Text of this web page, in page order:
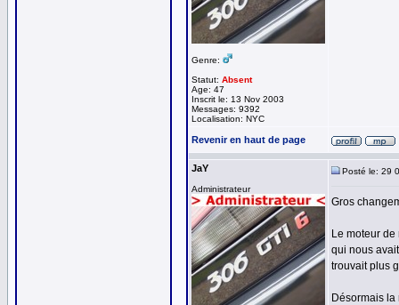
Genre:
Statut: Absent
Age: 47
Inscrit le: 13 Nov 2003
Messages: 9392
Localisation: NYC
Revenir en haut de page
JaY
Administrateur
Posté le: 29
Gros
Le moteur
qui nous
trouvait plus
Désormais